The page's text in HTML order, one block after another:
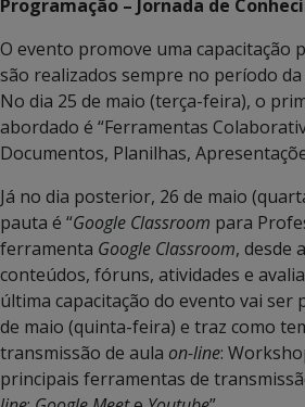
Programação – Jornada de
O evento promove uma capacitação
são realizados sempre no período da
No dia 25 de maio (terça-feira), o
abordado é “Ferramentas
Documentos, Planilhas,
Já no dia posterior, 26 de maio
pauta é “Google Classroom para
ferramenta Google Classroom, desde
conteúdos, fóruns, atividades e
última capacitação do evento vai ser
de maio (quinta-feira) e traz como
transmissão de aula on-line:
principais ferramentas de